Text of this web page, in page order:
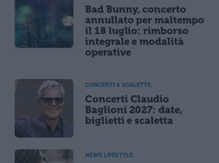
Bad Bunny, concerto
annullato per maltempo
il 18 luglio: rimborso
integrale e modalità
operative
CONCERTI & SCALETTE
Concerti Claudio
Baglioni 2027: date,
biglietti e scaletta
NEWS LIFESTYLE